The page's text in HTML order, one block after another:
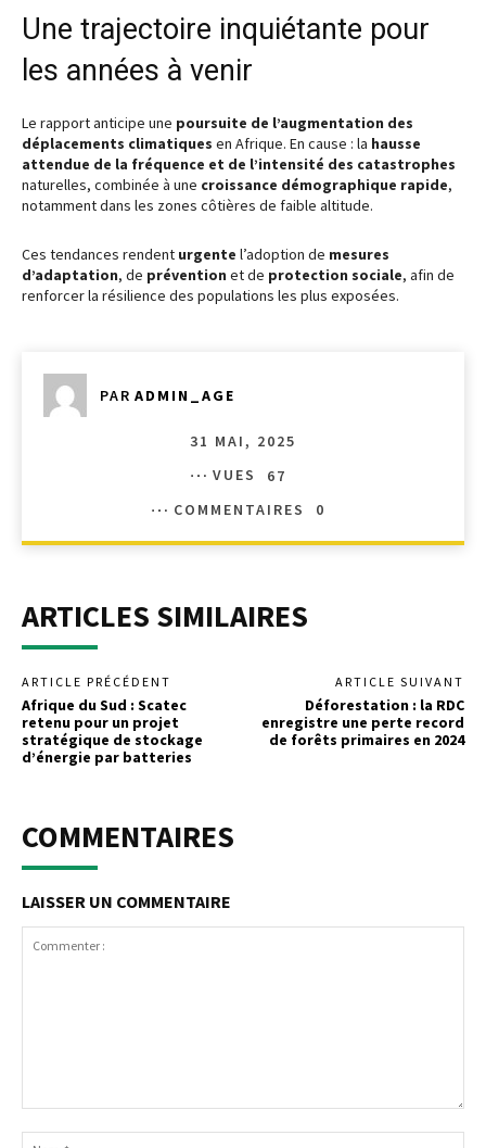
Une trajectoire inquiétante pour
les années à venir
Le rapport anticipe une poursuite de l’augmentation des
déplacements climatiques en Afrique. En cause : la hausse
attendue de la fréquence et de l’intensité des catastrophes
naturelles, combinée à une croissance démographique rapide,
notamment dans les zones côtières de faible altitude.
Ces tendances rendent urgente l’adoption de mesures
d’adaptation, de prévention et de protection sociale, afin de
renforcer la résilience des populations les plus exposées.
PAR ADMIN_AGE
31 MAI, 2025
VUES
67
COMMENTAIRES
0
ARTICLES SIMILAIRES
ARTICLE PRÉCÉDENT
Afrique du Sud : Scatec
retenu pour un projet
stratégique de stockage
d’énergie par batteries
ARTICLE SUIVANT
Déforestation : la RDC
enregistre une perte record
de forêts primaires en 2024
COMMENTAIRES
LAISSER UN COMMENTAIRE